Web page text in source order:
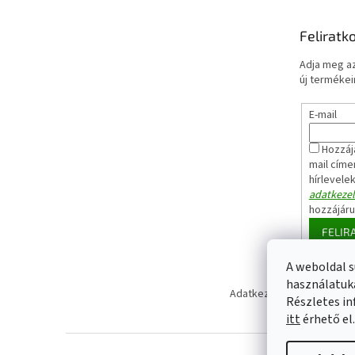
A weboldal
Részletes
ittérhető el.
Adja meg
új
E-mail
mail
Adatkezelési tájékoztató